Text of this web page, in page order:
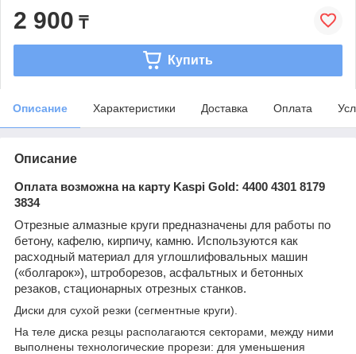
2 900 ₸
Купить
Описание Характеристики Доставка Оплата
Описание
Оплата возможна на карту Kaspi Gold: 4400 4301 8179
3834
Отрезные алмазные круги предназначены для работы по
бетону, кафелю, кирпичу, камню. Используются как
расходный материал для углошлифовальных машин
(«болгарок»), штроборезов, асфальтных и бетонных
резаков, стационарных отрезных станков.
Диски для сухой резки (сегментные круги).
На теле диска резцы располагаются секторами, между ними
выполнены технологические прорези: для уменьшения